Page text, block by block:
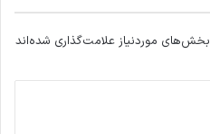
بخش‌های موردنیاز علامت‌گذاری شده‌اند